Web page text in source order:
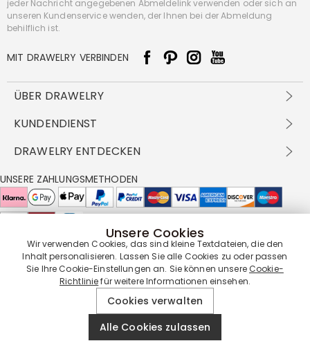
jeder Nachricht angegebenen Abmeldelink verwenden oder sich an
unseren Kundenservice wenden, der Ihnen bei der Abmeldung
behilflich ist.
MIT DRAWELRY VERBINDEN
ÜBER DRAWELRY
Über Uns
DBG
FAQ
Cookie-Richtlinie
KUNDENDIENST
Versandbedingungen
Rückgabe & Umtausch
Pflegehinweis
DRAWELRY ENTDECKEN
Großhandelsangebot
Drawelry Prime
Bonusprogramm
UNSERE ZAHLUNGSMETHODEN
UNSERE LIEFERPARTNER
UNSERE SERVICEGARANTIE
Unsere Cookies
Wir verwenden Cookies, das sind kleine Textdateien, die den
Inhalt personalisieren. Lassen Sie alle Cookies zu oder passen
Sie Ihre Cookie-Einstellungen an. Sie können unsereCookie-
Richtliniefür weitere Informationen einsehen.
Cookies verwalten
Alle Cookies zulassen